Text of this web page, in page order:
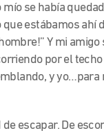
se había
estábamos ahí
Y mi
por el
y yo…para
escapar. De